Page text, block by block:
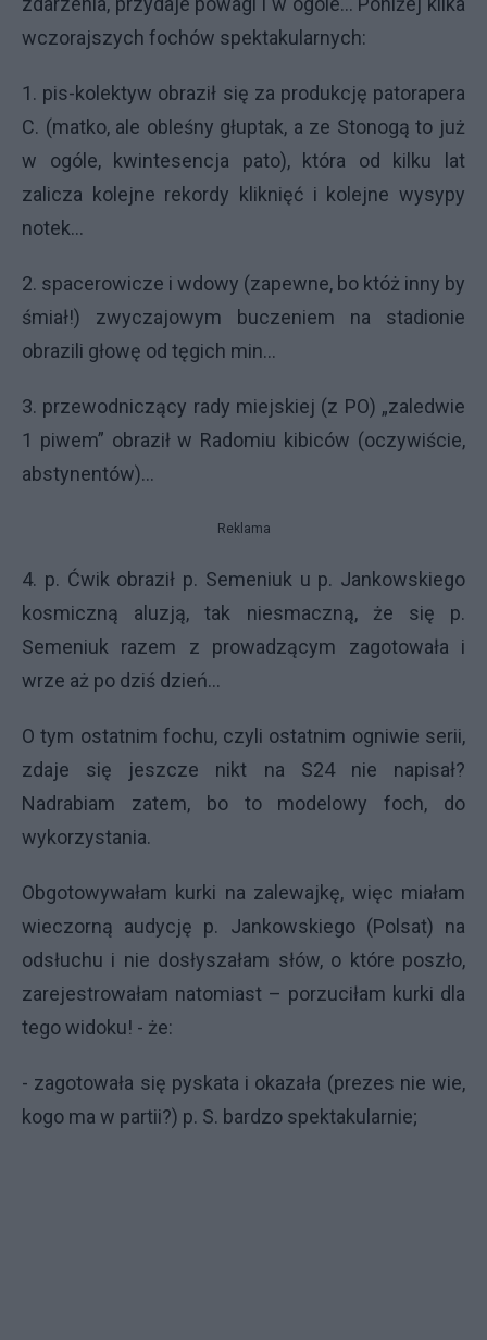
wczorajszych fochów spektakularnych:
1. pis-kolektyw obraził się za produkcję patorapera
C. (matko, ale obleśny głuptak, a ze Stonogą to już
w ogóle, kwintesencja pato), która od kilku lat
zalicza kolejne rekordy kliknięć i kolejne wysypy
notek...
2. spacerowicze i wdowy (zapewne, bo któż inny by
śmiał!) zwyczajowym buczeniem na stadionie
obrazili głowę od tęgich min…
3. przewodniczący rady miejskiej (z PO) „zaledwie
1 piwem” obraził w Radomiu kibiców (oczywiście,
abstynentów)…
Reklama
4. p. Ćwik obraził p. Semeniuk u p. Jankowskiego
kosmiczną aluzją, tak niesmaczną, że się p.
Semeniuk razem z prowadzącym zagotowała i
wrze aż po dziś dzień...
O tym ostatnim fochu, czyli ostatnim ogniwie serii,
zdaje się jeszcze nikt na S24 nie napisał?
Nadrabiam zatem, bo to modelowy foch, do
wykorzystania.
Obgotowywałam kurki na zalewajkę, więc miałam
wieczorną audycję p. Jankowskiego (Polsat) na
odsłuchu i nie dosłyszałam słów, o które poszło,
zarejestrowałam natomiast – porzuciłam kurki dla
tego widoku! - że:
- zagotowała się pyskata i okazała (prezes nie wie,
kogo ma w partii?) p. S. bardzo spektakularnie;